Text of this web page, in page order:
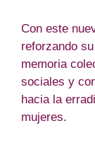
Con este
reforzando
memoria
sociales y
hacia la
mujeres.